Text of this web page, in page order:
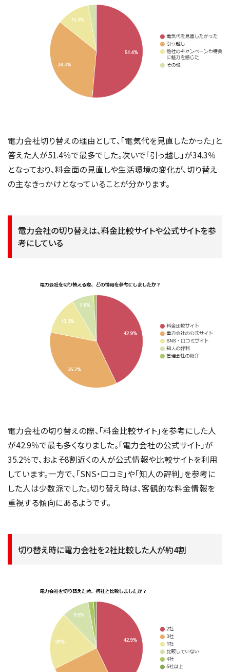
電力会社切り替えの理由として、「電気代を見直したかった」と
答えた人が51.4％で最多でした。次いで「引っ越し」が34.3％
となっており、料金面の見直しや生活環境の変化が、切り替え
の主なきっかけとなっていることが分かります。
電力会社の切り替えは、料金比較サイトや公式サイトを参
考にしている
電力会社の切り替えの際、「料金比較サイト」を参考にした人
が42.9％で最も多くなりました。「電力会社の公式サイト」が
35.2％で、およそ8割近くの人が公式情報や比較サイトを利用
しています。一方で、「SNS・口コミ」や「知人の評判」を参考に
した人は少数派でした。切り替え時は、客観的な料金情報を
重視する傾向にあるようです。
切り替え時に電力会社を2社比較した人が約4割